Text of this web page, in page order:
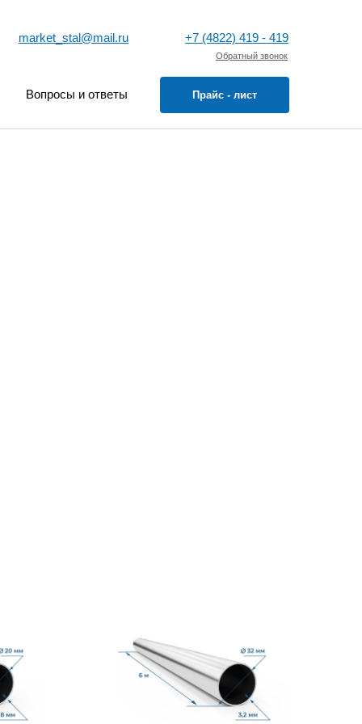
Прайс - лист
Обратный звонок
market_stal@mail.ru +7 (4822) 419 - 419
Вопросы и ответы